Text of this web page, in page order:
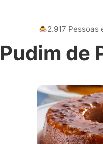
2.917
Pudim de